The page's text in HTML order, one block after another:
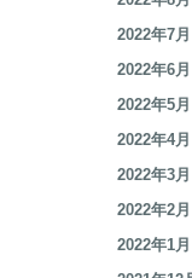
2022年10月
2022年9月
2022年8月
2022年7月
2022年6月
2022年5月
2022年4月
2022年3月